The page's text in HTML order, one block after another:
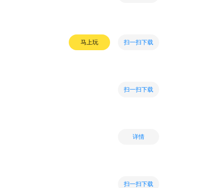
马上玩 扫一扫下载
扫一扫下载
详情
扫一扫下载